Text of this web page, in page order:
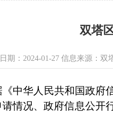
双塔
期：2024-01-27 信息来源：双
中华人民共和国政府
情况、政府信息公开